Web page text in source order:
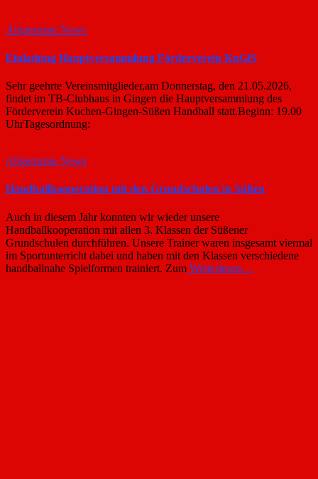
Allgemeine News
Einladung Hauptversammlung Förderverein KuGiS
Sehr geehrte Vereinsmitglieder,am Donnerstag, den 21.05.2026,
findet im TB-Clubhaus in Gingen die Hauptversammlung des
Förderverein Kuchen-Gingen-Süßen Handball statt.Beginn: 19.00
UhrTagesordnung:
Allgemeine News
Handballkooperation mit den Grundschulen in Süßen
Auch in diesem Jahr konnten wir wieder unsere
Handballkooperation mit allen 3. Klassen der Süßener
Grundschulen durchführen. Unsere Trainer waren insgesamt viermal
im Sportunterricht dabei und haben mit den Klassen verschiedene
handballnahe Spielformen trainiert. Zum Weiterlesen…